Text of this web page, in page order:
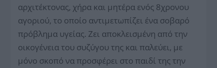
αρχιτέκτονας, χήρα και μητέρα ενός 8χρονου
αγοριού, το οποίο αντιμετωπίζει ένα σοβαρό
πρόβλημα υγείας. Ζει αποκλεισμένη από την
οικογένεια του συζύγου της και παλεύει, με
μόνο σκοπό να προσφέρει στο παιδί της την